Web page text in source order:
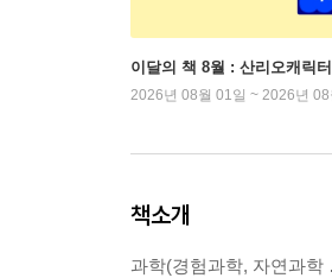
이달의 책 8월 : 산리오캐릭
2026년 08월 01일 ~ 2026년 08
책소개
과학(경험과학, 자연과